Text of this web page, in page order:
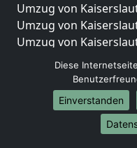
Umzug von
Umzug von
Umzug von
Umzug von
Umzug von
Umzug von
Umzug von
Umzug von
Diese
Einverstanden